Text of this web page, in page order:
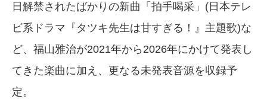
日解禁されたばかりの新曲「拍手喝采」(日本テレ
ビ系ドラマ『タツキ先生は甘すぎる！』主題歌)な
ど、福山雅治が2021年から2026年にかけて発表し
てきた楽曲に加え、更なる未発表音源を収録予
定。